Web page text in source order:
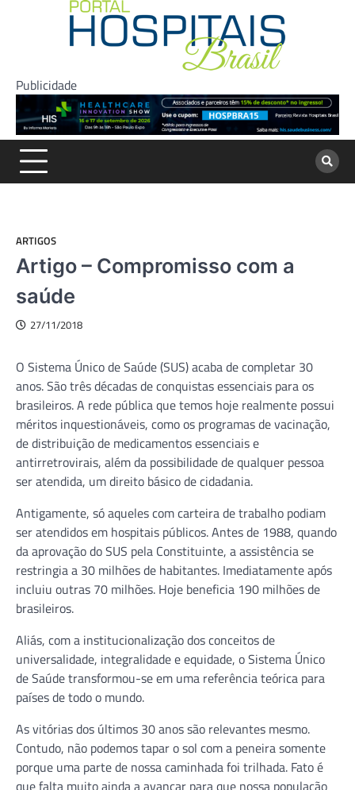
Publicidade
ARTIGOS
Artigo – Compromisso com a
saúde
27/11/2018
O Sistema Único de Saúde (SUS) acaba de completar 30
anos. São três décadas de conquistas essenciais para os
brasileiros. A rede pública que temos hoje realmente possui
méritos inquestionáveis, como os programas de vacinação,
de distribuição de medicamentos essenciais e
antirretrovirais, além da possibilidade de qualquer pessoa
ser atendida, um direito básico de cidadania.
Antigamente, só aqueles com carteira de trabalho podiam
ser atendidos em hospitais públicos. Antes de 1988, quando
da aprovação do SUS pela Constituinte, a assistência se
restringia a 30 milhões de habitantes. Imediatamente após
incluiu outras 70 milhões. Hoje beneficia 190 milhões de
brasileiros.
Aliás, com a institucionalização dos conceitos de
universalidade, integralidade e equidade, o Sistema Único
de Saúde transformou-se em uma referência teórica para
países de todo o mundo.
As vitórias dos últimos 30 anos são relevantes mesmo.
Contudo, não podemos tapar o sol com a peneira somente
porque uma parte de nossa caminhada foi trilhada. Fato é
que falta muito ainda a avançar para que nossa população